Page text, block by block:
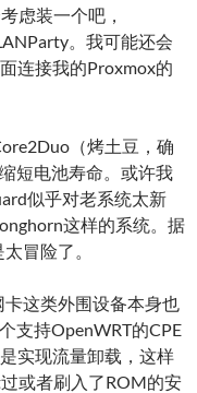
虑装一个吧，
。我可能还会
连接我的Proxmox的
（烤土豆，确
短电池寿命。或许我
似乎对老系统太新
这样的系统。据
冒险了。
这类外围设备本身也
支持OpenWRT的CPE
实现流量卸载，这样
或者刷入了ROM的安